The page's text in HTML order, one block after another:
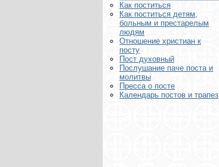
Как поститься
Как поститься детям,
больным и престарелым
людям
Отношение христиан к
посту
Пост духовный
Послушание паче поста и
молитвы
Пресса о посте
Календарь постов и трапез